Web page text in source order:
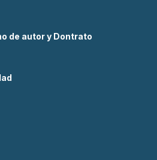
de autor y Dontrato